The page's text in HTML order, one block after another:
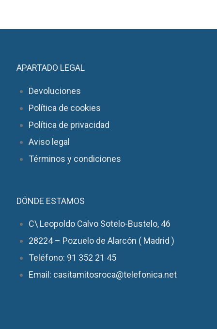
APARTADO LEGAL
Devoluciones
Política de cookies
Política de privacidad
Aviso legal
Términos y condiciones
DÓNDE ESTAMOS
C\ Leopoldo Calvo Sotelo-Bustelo, 46
28224 – Pozuelo de Alarcón ( Madrid )
Teléfono: 91 352 21 45
Email: casitamitosroca@telefonica.net